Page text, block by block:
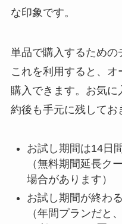
な印象です。
単品で購入するための
これを利用すると、オ
購入できます。お気
約後も手元に残してお
お試し期間は14日
（無料期間延長ク
場合があります）
お試し期間が終わ
（年間プランだと